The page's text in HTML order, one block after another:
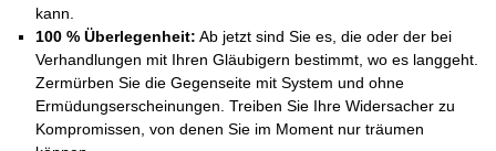
kann.
100 % Überlegenheit: Ab jetzt sind Sie es, die oder der bei
Verhandlungen mit Ihren Gläubigern bestimmt, wo es langgeht.
Zermürben Sie die Gegenseite mit System und ohne
Ermüdungserscheinungen. Treiben Sie Ihre Widersacher zu
Kompromissen, von denen Sie im Moment nur träumen